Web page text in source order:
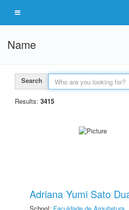
Name
Search
Results: 3415
Adriana Yumi Sato